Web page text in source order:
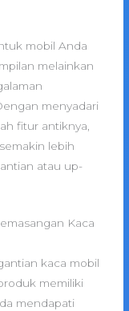
mobil Anda
melainkan
menyadari
fitur antiknya,
lebih
atau up-
Kaca
kaca mobil
memiliki
mendapati